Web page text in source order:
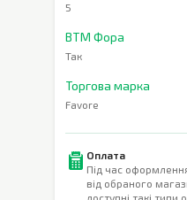
5
ВТМ Фора
Так
Торгова марка
Favore
Оплата
Під час
від обраного
доступні такі типи